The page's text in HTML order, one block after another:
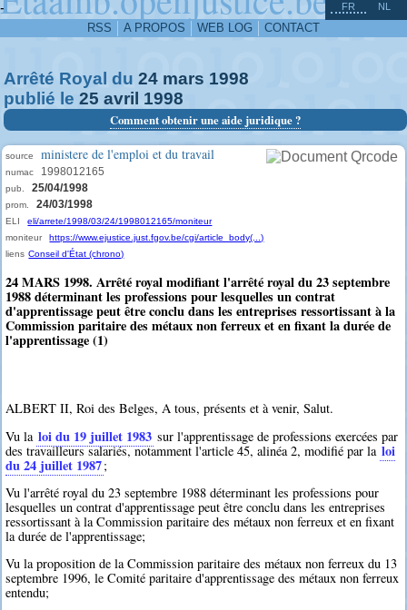
-
RSS A PROPOS WEB LOG CONTACT
FR NL
Arrêté Royal du 24 mars 1998
publié le 25 avril 1998
Comment obtenir une aide juridique ?
source ministere de l'emploi et du travail
numac 1998012165
pub. 25/04/1998
prom. 24/03/1998
ELI
eli/arrete/1998/03/24/1998012165/moniteur
moniteur
https://www.ejustice.just.fgov.be/cgi/article_body(...)
liens Conseil d'État (chrono)
24 MARS 1998. Arrêté royal modifiant l'arrêté royal du 23 septembre
1988 déterminant les professions pour lesquelles un contrat
d'apprentissage peut être conclu dans les entreprises ressortissant à la
Commission paritaire des métaux non ferreux et en fixant la durée de
l'apprentissage (1)
ALBERT II, Roi des Belges, A tous, présents et à venir, Salut.
Vu la loi du 19 juillet 1983 sur l'apprentissage de professions exercées par
des travailleurs salariés, notamment l'article 45, alinéa 2, modifié par la loi
du 24 juillet 1987;
Vu l'arrêté royal du 23 septembre 1988 déterminant les professions pour
lesquelles un contrat d'apprentissage peut être conclu dans les entreprises
ressortissant à la Commission paritaire des métaux non ferreux et en fixant
la durée de l'apprentissage;
Vu la proposition de la Commission paritaire des métaux non ferreux du 13
septembre 1996, le Comité paritaire d'apprentissage des métaux non ferreux
entendu;
^